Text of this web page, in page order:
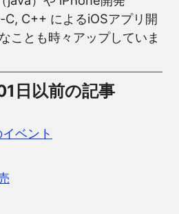
C, C++ によるiOSアプリ開
ことも時々アップしていま
日以前の記事
ベント